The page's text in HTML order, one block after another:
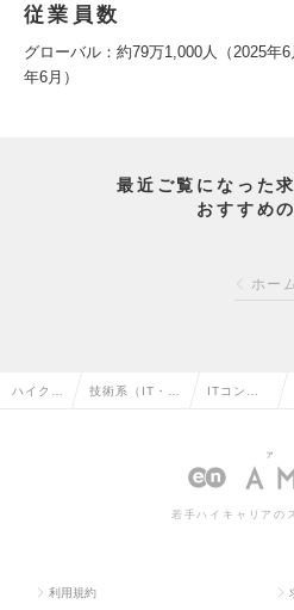
従業員数
グローバル：約79万1,000人（2025年
年6月）
最近ご覧になった
おすすめ
ホー
ハイクラ 技術系（IT・W ITコンサ
の転職
若手ハイキャリアの
利用規約